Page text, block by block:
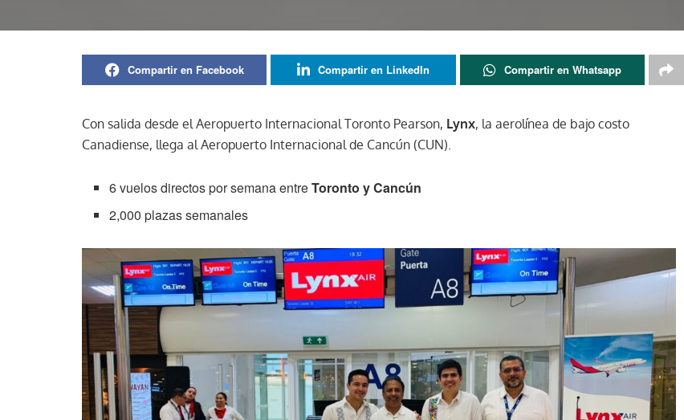
Compartir en Facebook Compartir en LinkedIn Compartir en Whatsapp
Con salida desde el Aeropuerto Internacional Toronto Pearson, Lynx, la aerolínea de bajo costo
Canadiense, llega al Aeropuerto Internacional de Cancún (CUN).
6 vuelos directos por semana entreToronto y Cancún
2,000 plazas semanales